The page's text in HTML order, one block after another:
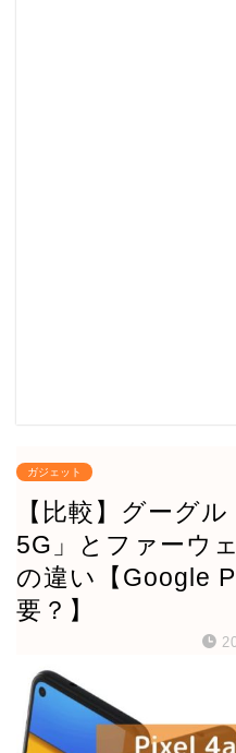
ガジェット
【比較】グーグ
5G」とファーウ
の違い【Google
要？】